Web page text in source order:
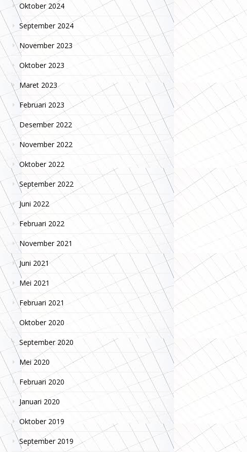
Oktober 2024
September 2024
November 2023
Oktober 2023
Maret 2023
Februari 2023
Desember 2022
November 2022
Oktober 2022
September 2022
Juni 2022
Februari 2022
November 2021
Juni 2021
Mei 2021
Februari 2021
Oktober 2020
September 2020
Mei 2020
Februari 2020
Januari 2020
Oktober 2019
September 2019